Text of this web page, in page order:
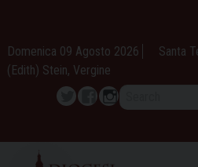
content
Domenica 09 Agosto 2026
Santa
(Edith) Stein, Vergine
TwitterFacebook
Instagram